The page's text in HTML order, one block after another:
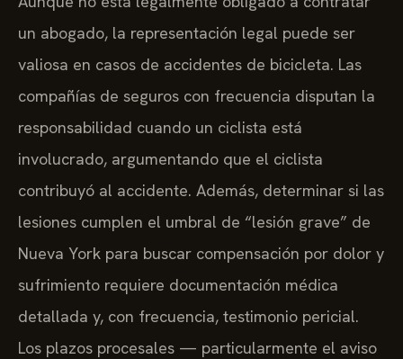
un abogado, la representación legal puede ser
valiosa en casos de accidentes de bicicleta. Las
compañías de seguros con frecuencia disputan la
responsabilidad cuando un ciclista está
involucrado, argumentando que el ciclista
contribuyó al accidente. Además, determinar si las
lesiones cumplen el umbral de “lesión grave” de
Nueva York para buscar compensación por dolor y
sufrimiento requiere documentación médica
detallada y, con frecuencia, testimonio pericial.
Los plazos procesales — particularmente el aviso